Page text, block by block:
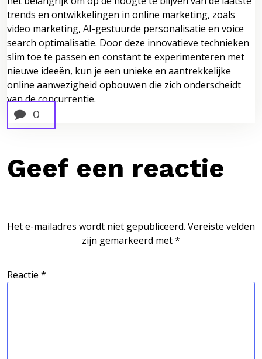
trends en ontwikkelingen in online marketing, zoals
video marketing, AI-gestuurde personalisatie en voice
search optimalisatie. Door deze innovatieve technieken
slim toe te passen en constant te experimenteren met
nieuwe ideeën, kun je een unieke en aantrekkelijke
online aanwezigheid opbouwen die zich onderscheidt
van de concurrentie.
0
Geef een reactie
Het e-mailadres wordt niet gepubliceerd. Vereiste velden
zijn gemarkeerd met*
Reactie *